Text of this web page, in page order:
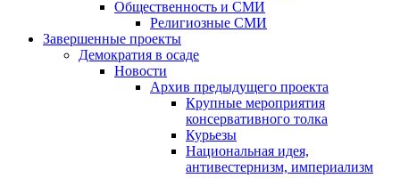
Общественность и СМИ
Религиозные СМИ
Завершенные проекты
Демократия в осаде
Новости
Архив предыдущего проекта
Крупные мероприятия
консервативного толка
Курьезы
Национальная идея,
антивестернизм, империализм